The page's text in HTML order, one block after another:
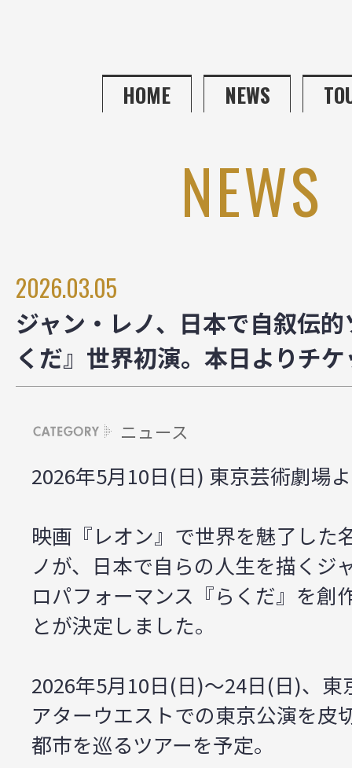
HOME NEWS
NEWS
2026.03.05
ジャン・レノ、日本で自叙伝
くだ』世界初演。本日よりチ
ニュース
2026年5月10日(日) 東京芸術劇場
映画『レオン』で世界を魅了した
ノが、日本で自らの人生を描く
ロパフォーマンス『らくだ』を創
とが決定しました。
2026年5月10日(日)～24日(日)、東
アターウエストでの東京公演を皮
都市を巡るツアーを予定。